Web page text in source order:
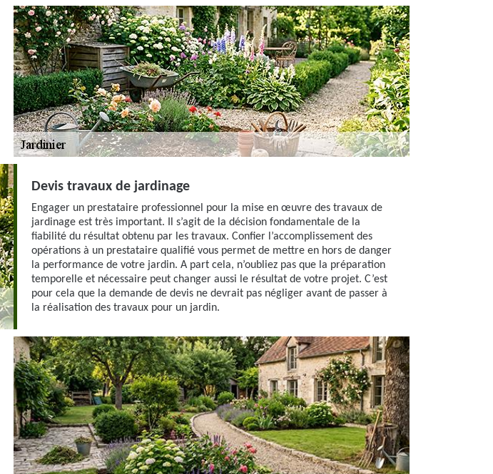
Devis travaux de jardinage
Engager un prestataire professionnel pour la mise en œuvre des travaux de
jardinage est très important. Il s’agit de la décision fondamentale de la
fiabilité du résultat obtenu par les travaux. Confier l’accomplissement des
opérations à un prestataire qualifié vous permet de mettre en hors de danger
la performance de votre jardin. A part cela, n’oubliez pas que la préparation
temporelle et nécessaire peut changer aussi le résultat de votre projet. C’est
pour cela que la demande de devis ne devrait pas négliger avant de passer à
la réalisation des travaux pour un jardin.